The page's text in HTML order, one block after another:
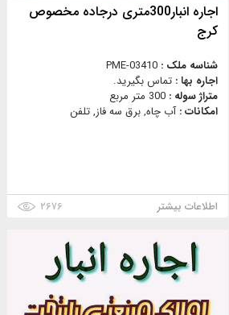
اجاره انبار300متری درجاده مخصوص
کرج
شناسه ملک : PME-03410
اجاره بها : تماس بگیرید.
متراژ سوله : 300 متر مربع
امکانات :آب چاه, برق سه فاز, تلفن
اطلاعات بیشتر ۲۶۷۶